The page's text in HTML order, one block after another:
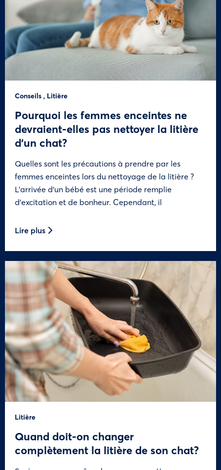
Conseils , Litière
Pourquoi les femmes enceintes ne
devraient-elles pas nettoyer la litière
d’un chat?
Quelles sont les précautions à prendre par les
femmes enceintes lors du nettoyage de la litière ?
L’arrivée d’un bébé est une période remplie
d’excitation et de bonheur. Cependant, il
Lire plus
Litière
Quand doit-on changer
complètement la litière de son chat?